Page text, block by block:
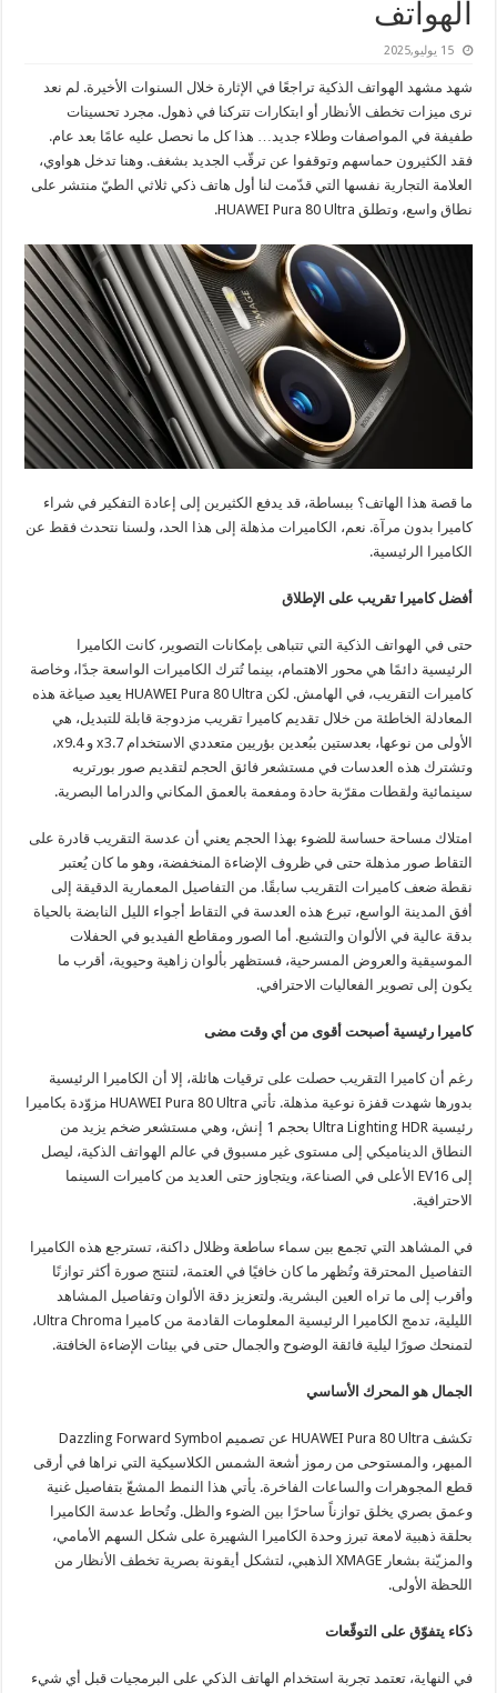
الهواتف
15 يوليو,2025
شهد مشهد الهواتف الذكية تراجعًا في الإثارة خلال السنوات الأخيرة. لم نعد
نرى ميزات تخطف الأنظار أو ابتكارات تتركنا في ذهول. مجرد تحسينات
طفيفة في المواصفات وطلاء جديد… هذا كل ما نحصل عليه عامًا بعد عام.
فقد الكثيرون حماسهم وتوقفوا عن ترقّب الجديد بشغف. وهنا تدخل هواوي،
العلامة التجارية نفسها التي قدّمت لنا أول هاتف ذكي ثلاثي الطيّ منتشر على
نطاق واسع، وتطلق HUAWEI Pura 80 Ultra.
ما قصة هذا الهاتف؟ ببساطة، قد يدفع الكثيرين إلى إعادة التفكير في شراء
كاميرا بدون مرآة. نعم، الكاميرات مذهلة إلى هذا الحد، ولسنا نتحدث فقط عن
الكاميرا الرئيسية.
أفضل كاميرا تقريب على الإطلاق
حتى في الهواتف الذكية التي تتباهى بإمكانات التصوير، كانت الكاميرا
الرئيسية دائمًا هي محور الاهتمام، بينما تُترك الكاميرات الواسعة جدًا، وخاصة
كاميرات التقريب، في الهامش. لكن HUAWEI Pura 80 Ultra يعيد صياغة هذه
المعادلة الخاطئة من خلال تقديم كاميرا تقريب مزدوجة قابلة للتبديل، هي
الأولى من نوعها، بعدستين ببُعدين بؤريين متعددي الاستخدام x3.7 و x9.4،
وتشترك هذه العدسات في مستشعر فائق الحجم لتقديم صور بورتريه
سينمائية ولقطات مقرّبة حادة ومفعمة بالعمق المكاني والدراما البصرية.
امتلاك مساحة حساسة للضوء بهذا الحجم يعني أن عدسة التقريب قادرة على
التقاط صور مذهلة حتى في ظروف الإضاءة المنخفضة، وهو ما كان يُعتبر
نقطة ضعف كاميرات التقريب سابقًا. من التفاصيل المعمارية الدقيقة إلى
أفق المدينة الواسع، تبرع هذه العدسة في التقاط أجواء الليل النابضة بالحياة
بدقة عالية في الألوان والتشبع. أما الصور ومقاطع الفيديو في الحفلات
الموسيقية والعروض المسرحية، فستظهر بألوان زاهية وحيوية، أقرب ما
يكون إلى تصوير الفعاليات الاحترافي.
كاميرا رئيسية أصبحت أقوى من أي وقت مضى
رغم أن كاميرا التقريب حصلت على ترقيات هائلة، إلا أن الكاميرا الرئيسية
بدورها شهدت قفزة نوعية مذهلة. تأتي HUAWEI Pura 80 Ultra مزوّدة بكاميرا
رئيسية Ultra Lighting HDR بحجم 1 إنش، وهي مستشعر ضخم يزيد من
النطاق الديناميكي إلى مستوى غير مسبوق في عالم الهواتف الذكية، ليصل
إلى EV16 الأعلى في الصناعة، ويتجاوز حتى العديد من كاميرات السينما
الاحترافية.
في المشاهد التي تجمع بين سماء ساطعة وظلال داكنة، تسترجع هذه الكاميرا
التفاصيل المحترقة وتُظهر ما كان خافيًا في العتمة، لتنتج صورة أكثر توازنًا
وأقرب إلى ما تراه العين البشرية. ولتعزيز دقة الألوان وتفاصيل المشاهد
الليلية، تدمج الكاميرا الرئيسية المعلومات القادمة من كاميرا Ultra Chroma،
لتمنحك صورًا ليلية فائقة الوضوح والجمال حتى في بيئات الإضاءة الخافتة.
الجمال هو المحرك الأساسي
تكشف HUAWEI Pura 80 Ultra عن تصميم Dazzling Forward Symbol
المبهر، والمستوحى من رموز أشعة الشمس الكلاسيكية التي نراها في أرقى
قطع المجوهرات والساعات الفاخرة. يأتي هذا النمط المشعّ بتفاصيل غنية
وعمق بصري يخلق توازناً ساحرًا بين الضوء والظل. وتُحاط عدسة الكاميرا
بحلقة ذهبية لامعة تبرز وحدة الكاميرا الشهيرة على شكل السهم الأمامي،
والمزيّنة بشعار XMAGE الذهبي، لتشكل أيقونة بصرية تخطف الأنظار من
اللحظة الأولى.
ذكاء يتفوّق على التوقّعات
في النهاية، تعتمد تجربة استخدام الهاتف الذكي على البرمجيات قبل أي شيء